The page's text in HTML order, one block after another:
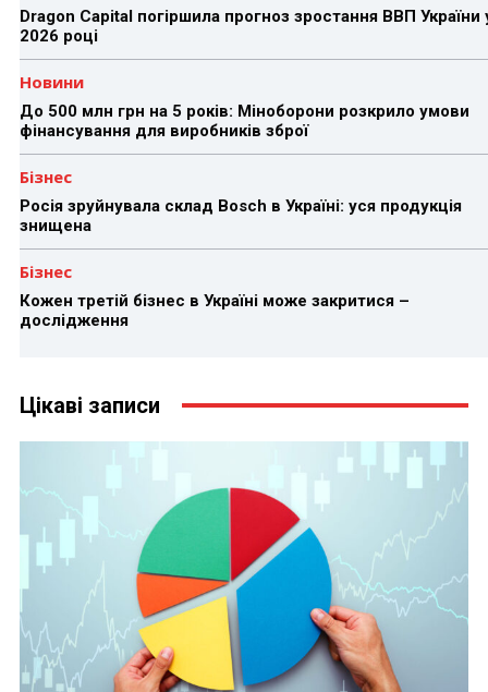
Dragon Capital погіршила прогноз зростання ВВП України
2026 році
Новини
До 500 млн грн на 5 років: Міноборони розкрило умови
фінансування для виробників зброї
Бізнес
Росія зруйнувала склад Bosch в Україні: уся продукція
знищена
Бізнес
Кожен третій бізнес в Україні може закритися –
дослідження
Цікаві записи